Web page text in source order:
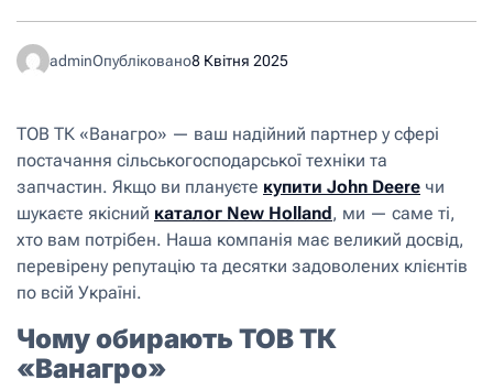
adminОпубліковано8 Квітня 2025
ТОВ ТК «Ванагро» — ваш надійний партнер у сфері
постачання сільськогосподарської техніки та
запчастин. Якщо ви плануєте купити John Deere чи
шукаєте якісний каталог New Holland, ми — саме ті,
хто вам потрібен. Наша компанія має великий досвід,
перевірену репутацію та десятки задоволених клієнтів
по всій Україні.
Чому обирають ТОВ ТК
«Ванагро»